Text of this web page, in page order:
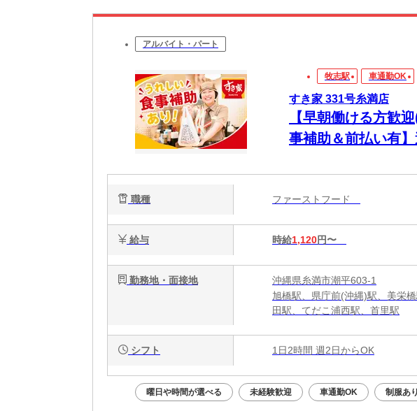
アルバイト・パート
牧志駅 車通勤OK
すき家 331号糸満店
【早朝働ける方歓
事補助＆前払い有
職種 ファーストフード
給与 時給1,120円〜
勤務地・面接地
沖縄県糸満市潮平603-1
旭橋駅、県庁前(沖縄)駅、美栄
田駅、てだこ浦西駅、首里駅
シフト 1日2時間 週2日からOK
曜日や時間が選べる 未経験歓迎 車通勤OK 制服あり